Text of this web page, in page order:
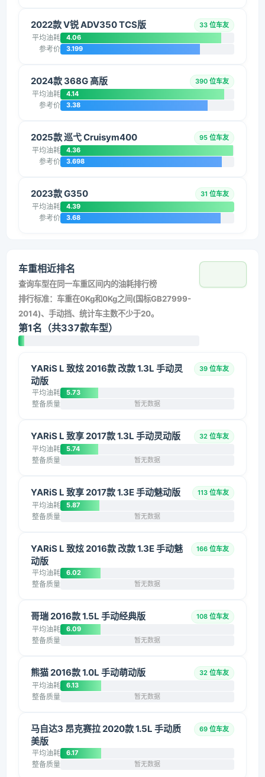
2022款 V锐 ADV350 TCS版 33 位车友
平均油耗 4.06
参考价 3.199
2024款 368G 高版 390 位车友
平均油耗 4.14
参考价 3.38
2025款 巡弋 Cruisym400 95 位车友
平均油耗 4.36
参考价 3.698
2023款 G350 31 位车友
平均油耗 4.39
参考价 3.68
车重相近排名
查询车型在同一车重区间内的油耗排行榜
排行标准：车重在0Kg和0Kg之间(国标GB27999-
2014)、手动挡、统计车主数不少于20。
第1名（共337款车型）
YARiS L 致炫 2016款 改款 1.3L 手动灵
动版
39 位车友
平均油耗 5.73
整备质量 暂无数据
YARiS L 致享 2017款 1.3L 手动灵动版 32 位车友
平均油耗 5.74
整备质量 暂无数据
YARiS L 致享 2017款 1.3E 手动魅动版 113 位车友
平均油耗 5.87
整备质量 暂无数据
YARiS L 致炫 2016款 改款 1.3E 手动魅
动版
166 位车友
平均油耗 6.02
整备质量 暂无数据
哥瑞 2016款 1.5L 手动经典版 108 位车友
平均油耗 6.09
整备质量 暂无数据
熊猫 2016款 1.0L 手动萌动版 32 位车友
平均油耗 6.13
整备质量 暂无数据
马自达3 昂克赛拉 2020款 1.5L 手动质
美版
69 位车友
平均油耗 6.17
整备质量 暂无数据